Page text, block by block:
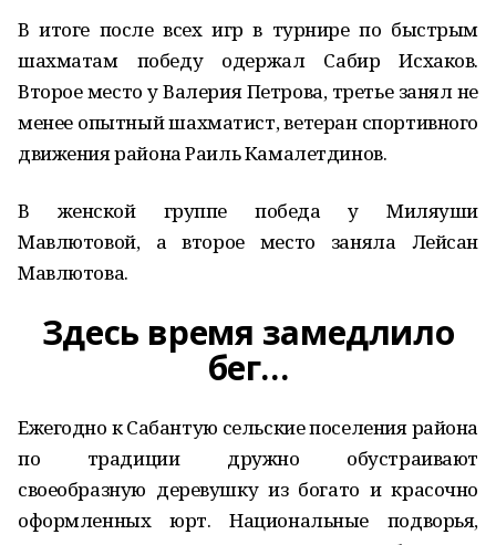
В итоге после всех игр в турнире по быстрым
шахматам победу одержал Сабир Исхаков.
Второе место у Валерия Петрова, третье занял не
менее опытный шахматист, ветеран спортивного
движения района Раиль Камалетдинов.
В женской группе победа у Миляуши
Мавлютовой, а второе место заняла Лейсан
Мавлютова.
Здесь время замедлило
бег…
Ежегодно к Сабантую сельские поселения района
по традиции дружно обустраивают
своеобразную деревушку из богато и красочно
оформленных юрт. Национальные подворья,